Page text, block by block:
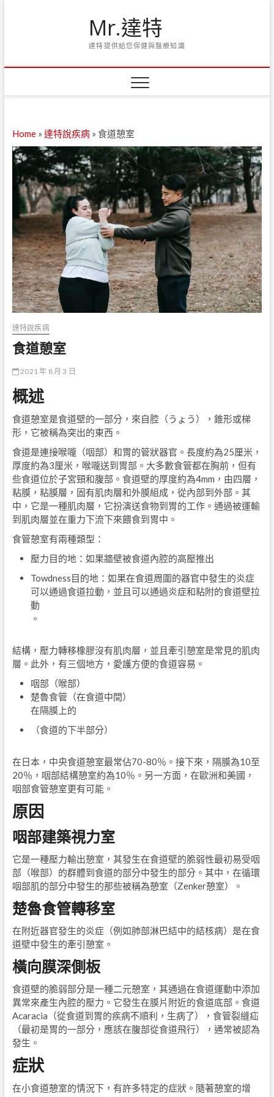
Mr.達特
達特提供給您保健與醫療知識
Home» 達特說疾病» 食道憩室
達特說疾病
食道憩室
2021 年 8 月 3 日
概述
食道憩室是食道壁的一部分，來自腔（うょう），錐形或梯
形，它被稱為突出的東西。
食道是連接喉嚨（咽部）和胃的管狀器官。長度約為25厘米，
厚度約為3厘米，喉嚨送到胃部。大多數食管都在胸前，但有
些食道位於子宮頸和腹部。食道壁的厚度約為4mm，由四層，
粘膜，粘膜層，固有肌肉層和外膜組成，從內部到外部。其
中，它是一種肌肉層，它扮演送食物到胃的工作。通過被運輸
到肌肉層並在重力下流下來餵食到胃中。
食管憩室有兩種類型：
壓力目的地：如果牆壁被食道內腔的高壓推出
Towdness目的地：如果在食道周圍的器官中發生的炎症
可以通過食道拉動，並且可以通過炎症和粘附的食道壁拉
動
。
結構，壓力轉移橡膠沒有肌肉層，並且牽引憩室是常見的肌肉
層。此外，有三個地方，愛護方便的食道容易。
咽部（喉部）
楚魯食管（在食道中間）
在隔膜上的
（食道的下半部分）
在日本，中央食道憩室最常佔70-80％。接下來，隔膜為10至
20％，咽部結構憩室約為10％。另一方面，在歐洲和美國，
咽部食管憩室更有可能。
原因
咽部建築視力室
它是一種壓力輸出憩室，其發生在食道壁的脆弱性最初易受咽
部（喉部）的群體到食道的部分中發生的部分。其中，在循環
咽部肌的部分中發生的那些被稱為憩室（Zenker憩室）。
楚魯食管轉移室
在附近器官發生的炎症（例如肺部淋巴結中的結核病）是在食
道壁中發生的牽引憩室。
橫向膜深側板
食道壁的脆弱部分是一種二元憩室，其通過在食道運動中添加
異常來產生內腔的壓力。它發生在膜片附近的食道底部。食道
Acaracia（從食道到胃的疾病不順利，生病了），食管裂縫疝
（最初是胃的一部分，應該在腹部從食道飛行），通常被認為
發生。
症狀
在小食道憩室的情況下，有許多特定的症狀。隨著憩室的增